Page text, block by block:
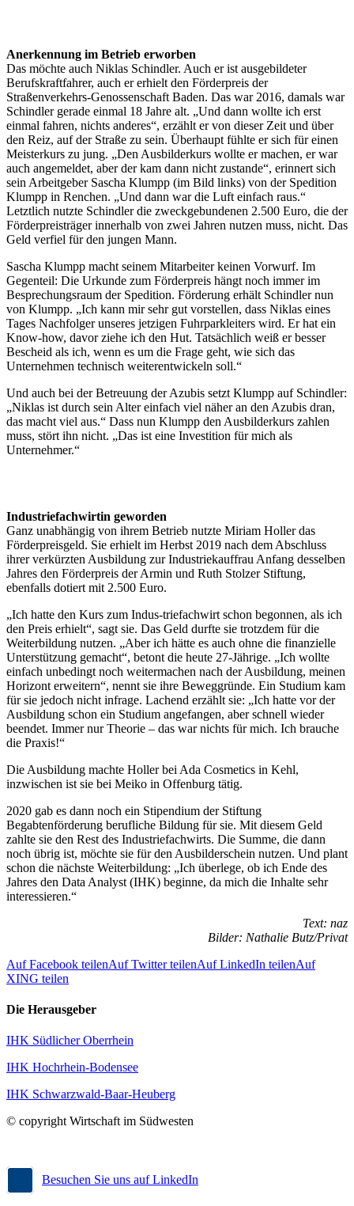
Anerkennung im Betrieb erworben
Das möchte auch Niklas Schindler. Auch er ist ausgebildeter
Berufskraftfahrer, auch er erhielt den Förderpreis der
Straßenverkehrs-Genossenschaft Baden. Das war 2016, damals war
Schindler gerade einmal 18 Jahre alt. „Und dann wollte ich erst
einmal fahren, nichts anderes“, erzählt er von dieser Zeit und über
den Reiz, auf der Straße zu sein. Überhaupt fühlte er sich für einen
Meisterkurs zu jung. „Den Ausbilderkurs wollte er machen, er war
auch angemeldet, aber der kam dann nicht zustande“, erinnert sich
sein Arbeitgeber Sascha Klumpp (im Bild links) von der Spedition
Klumpp in Renchen. „Und dann war die Luft einfach raus.“
Letztlich nutzte Schindler die zweckgebundenen 2.500 Euro, die der
Förderpreisträger innerhalb von zwei Jahren nutzen muss, nicht. Das
Geld verfiel für den jungen Mann.
Sascha Klumpp macht seinem Mitarbeiter keinen Vorwurf. Im
Gegenteil: Die Urkunde zum Förderpreis hängt noch immer im
Besprechungsraum der Spedition. Förderung erhält Schindler nun
von Klumpp. „Ich kann mir sehr gut vorstellen, dass Niklas eines
Tages Nachfolger unseres jetzigen Fuhrparkleiters wird. Er hat ein
Know-how, davor ziehe ich den Hut. Tatsächlich weiß er besser
Bescheid als ich, wenn es um die Frage geht, wie sich das
Unternehmen technisch weiterentwickeln soll.“
Und auch bei der Betreuung der Azubis setzt Klumpp auf Schindler:
„Niklas ist durch sein Alter einfach viel näher an den Azubis dran,
das macht viel aus.“ Dass nun Klumpp den Ausbilderkurs zahlen
muss, stört ihn nicht. „Das ist eine Investition für mich als
Unternehmer.“
Industriefachwirtin geworden
Ganz unabhängig von ihrem Betrieb nutzte Miriam Holler das
Förderpreisgeld. Sie erhielt im Herbst 2019 nach dem Abschluss
ihrer verkürzten Ausbildung zur Industriekauffrau Anfang desselben
Jahres den Förderpreis der Armin und Ruth Stolzer Stiftung,
ebenfalls dotiert mit 2.500 Euro.
„Ich hatte den Kurs zum Indus-triefachwirt schon begonnen, als ich
den Preis erhielt“, sagt sie. Das Geld durfte sie trotzdem für die
Weiterbildung nutzen. „Aber ich hätte es auch ohne die finanzielle
Unterstützung gemacht“, betont die heute 27-Jährige. „Ich wollte
einfach unbedingt noch weitermachen nach der Ausbildung, meinen
Horizont erweitern“, nennt sie ihre Beweggründe. Ein Studium kam
für sie jedoch nicht infrage. Lachend erzählt sie: „Ich hatte vor der
Ausbildung schon ein Studium angefangen, aber schnell wieder
beendet. Immer nur Theorie – das war nichts für mich. Ich brauche
die Praxis!“
Die Ausbildung machte Holler bei Ada Cosmetics in Kehl,
inzwischen ist sie bei Meiko in Offenburg tätig.
2020 gab es dann noch ein Stipendium der Stiftung
Begabtenförderung berufliche Bildung für sie. Mit diesem Geld
zahlte sie den Rest des Industriefachwirts. Die Summe, die dann
noch übrig ist, möchte sie für den Ausbilderschein nutzen. Und plant
schon die nächste Weiterbildung: „Ich überlege, ob ich Ende des
Jahres den Data Analyst (IHK) beginne, da mich die Inhalte sehr
interessieren.“
Text: naz
Bilder: Nathalie Butz/Privat
Auf Facebook teilenAuf Twitter teilenAuf LinkedIn teilenAuf
XING teilen
Die Herausgeber
IHK Südlicher Oberrhein
IHK Hochrhein-Bodensee
IHK Schwarzwald-Baar-Heuberg
© copyright Wirtschaft im Südwesten
Besuchen Sie uns auf LinkedIn